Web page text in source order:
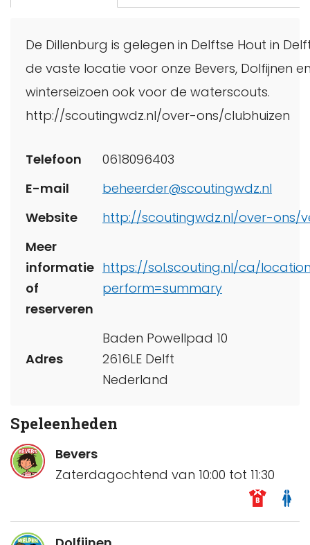
De Dillenburg is gelegen in Delftse Hout in
de vaste locatie voor onze Bevers, Dolfijnen
winterseizoen ook voor de waterscouts.
http://scoutingwdz.nl/over-ons/clubhuizen
Telefoon
0618096403
E-mail
beheerder@scoutingwdz.nl
Website
http://scoutingwdz.nl/over-ons/
Meer
informatie
of
reserveren
https://sol.scouting.nl/ca/
perform=summary
Adres
Baden Powellpad 10
2616LE Delft
Nederland
Speleenheden
Bevers
Zaterdagochtend van 10:00 tot 11:30